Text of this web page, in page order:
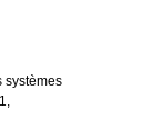
systèmes